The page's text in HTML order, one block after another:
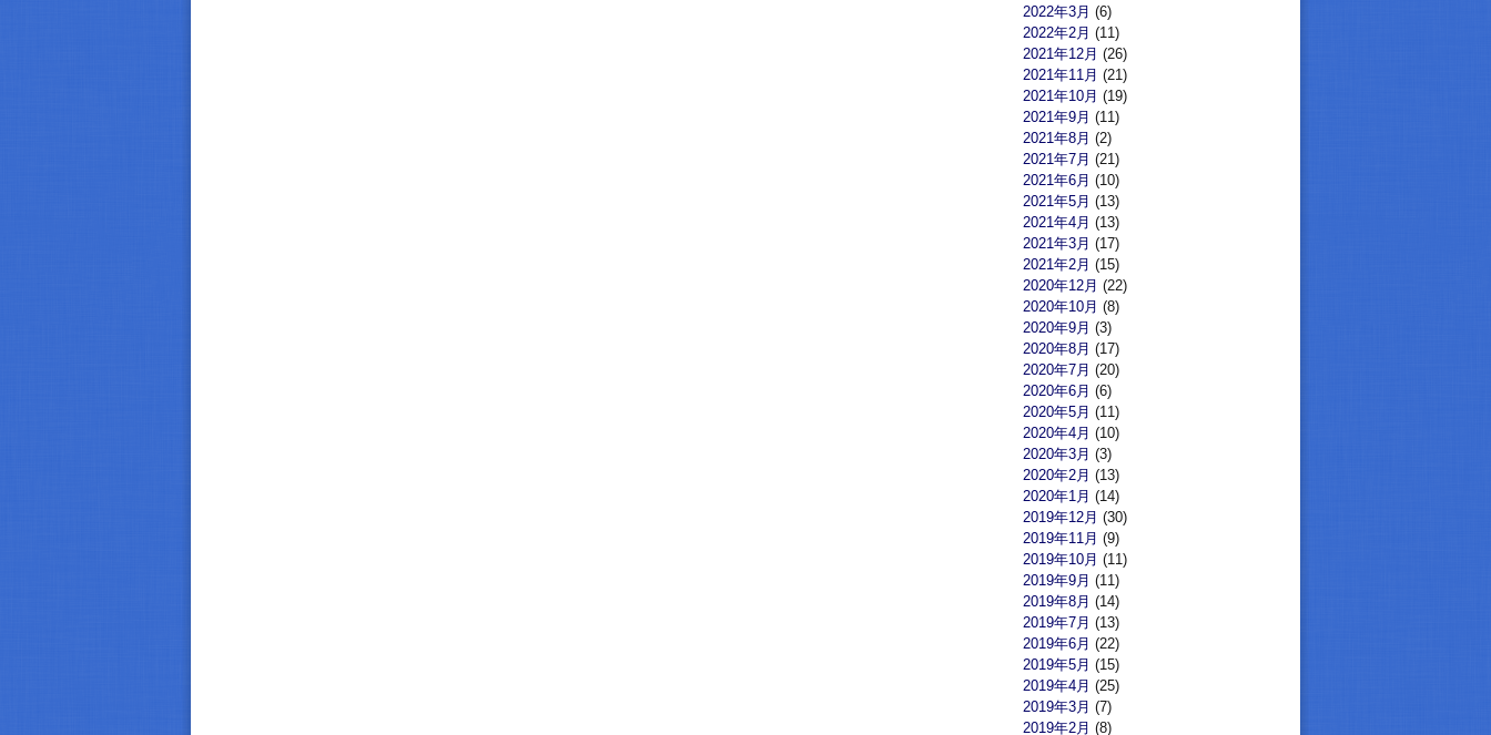
2022年3月 (6)
2022年2月 (11)
2021年12月 (26)
2021年11月 (21)
2021年10月 (19)
2021年9月 (11)
2021年8月 (2)
2021年7月 (21)
2021年6月 (10)
2021年5月 (13)
2021年4月 (13)
2021年3月 (17)
2021年2月 (15)
2020年12月 (22)
2020年10月 (8)
2020年9月 (3)
2020年8月 (17)
2020年7月 (20)
2020年6月 (6)
2020年5月 (11)
2020年4月 (10)
2020年3月 (3)
2020年2月 (13)
2020年1月 (14)
2019年12月 (30)
2019年11月 (9)
2019年10月 (11)
2019年9月 (11)
2019年8月 (14)
2019年7月 (13)
2019年6月 (22)
2019年5月 (15)
2019年4月 (25)
2019年3月 (7)
2019年2月 (8)